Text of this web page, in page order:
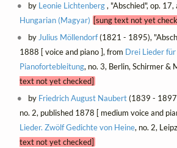
by Leonie Lichtenberg, "Abschied", op. 17,
Hungarian (Magyar) [sung text not yet
by Julius Möllendorf(1821 - 1895),
1888 [ voice and piano ], from Drei Lieder
Pianofortebleitung, no. 3, Berlin, Schirmer &
text not yet checked]
by Friedrich August Naubert(1839 -
no. 2, published 1878 [ medium voice and
Lieder. Zwölf Gedichte von Heine, no. 2,
text not yet checked]